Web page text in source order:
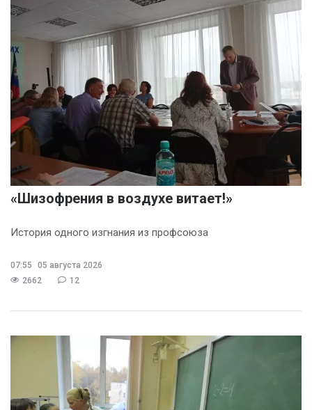
«Шизофрения в воздухе витает!»
История одного изгнания из профсоюза
07:55
05 августа 2026
2662
12